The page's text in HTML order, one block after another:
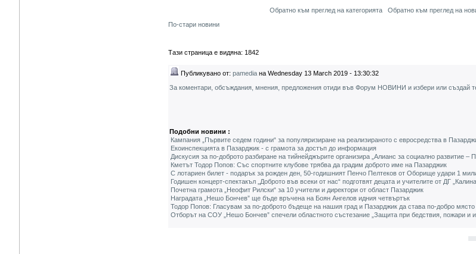
Обратно към преглед на категорията
Обратно към преглед на
По-стари новини
Тази страница е видяна: 1842
Публикувано от: pamedia на Wednesday 13 March 2019 - 13:30:32
За коментари, обсъждания, мнения, предложения отиди във Форум НОВИНИ и избери или създай
Подобни новини :
Кампания „Първите седем години“ за популяризиране на реализираното с евросредства в
Екоинспекцията в Пазарджик - с грамота за достъп до информация
Дискусия за по-доброто разбиране на тийнейджърите организира „Алианс за социално развитие –
Кметът Тодор Попов: Със спортните клубове трябва да градим доброто име на Пазарджик
С лотариен билет - подарък за рожден ден, 50-годишният Пенчо Пелтеков от Оборище удари 1
Годишен концерт-спектакъл „Доброто във всеки от нас“ подготвят децата и учителите от ДГ
Почетна грамота „Неофит Рилски“ за 10 учители и директори от област Пазарджик
Наградата „Нешо Бончев” ще бъде връчена на Боян Ангелов идния четвъртък
Тодор Попов: Гласувам за по-доброто бъдеще на нашия град и Пазарджик да става по-добро
Отборът на СОУ „Нешо Бончев” спечели областното състезание „Защита при бедствия, пожари и